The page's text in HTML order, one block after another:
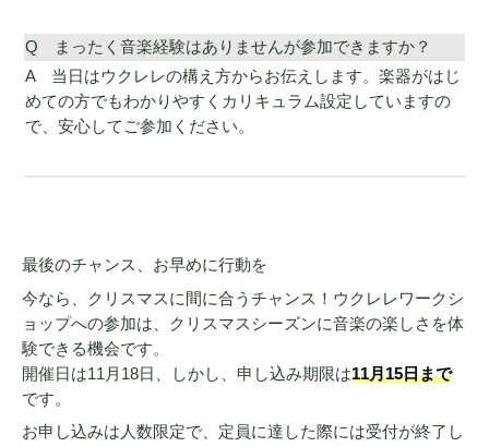
Q まったく音楽経験はありませんが参加できますか？
A 当日はウクレレの構え方からお伝えします。楽器がはじ
めての方でもわかりやすくカリキュラム設定していますの
で、安心してご参加ください。
最後のチャンス、お早めに行動を
今なら、クリスマスに間に合うチャンス！ウクレレワークシ
ョップへの参加は、クリスマスシーズンに音楽の楽しさを体
験できる機会です。
開催日は11月18日、しかし、申し込み期限は11月15日まで
です。
お申し込みは人数限定で、定員に達した際には受付が終了し